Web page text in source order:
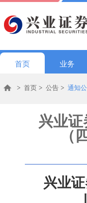
首页 业务
> 首页 > 公告 > 通知
兴业
（
兴业